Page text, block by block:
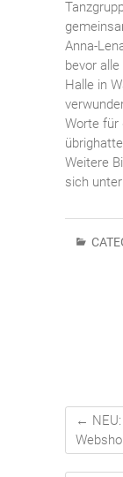
Anna-
bevor
Halle in
Worte für
Weitere
sich unter
←